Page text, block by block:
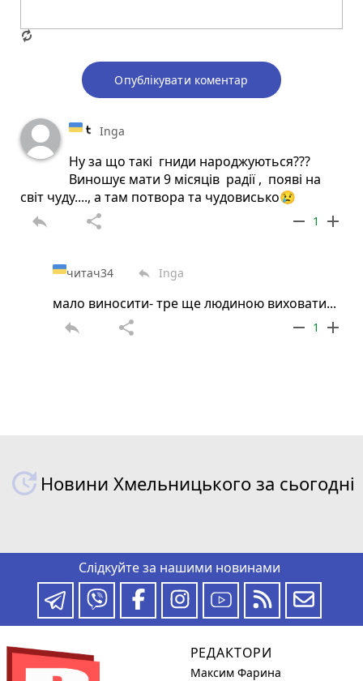
Опублікувати коментар
Inga
Ну за що такі гниди народжуються???
Виношує мати 9 місяців радії , появі на
світ чуду...., а там потвора та чудовисько😢
reply share remove 1 add
читач34 reply Inga
мало виносити- тре ще людиною виховати...
reply share remove 1 add
Новини Хмельницького за сьогодні
Слідкуйте за нашими новинами
РЕДАКТОРИ
Максим Фарина